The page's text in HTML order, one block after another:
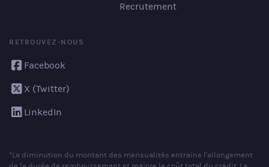
Recrutement
RETROUVEZ-NOUS
Facebook
X (Twitter)
LinkedIn
*La diminution du montant des mensualités entraine l'allongement